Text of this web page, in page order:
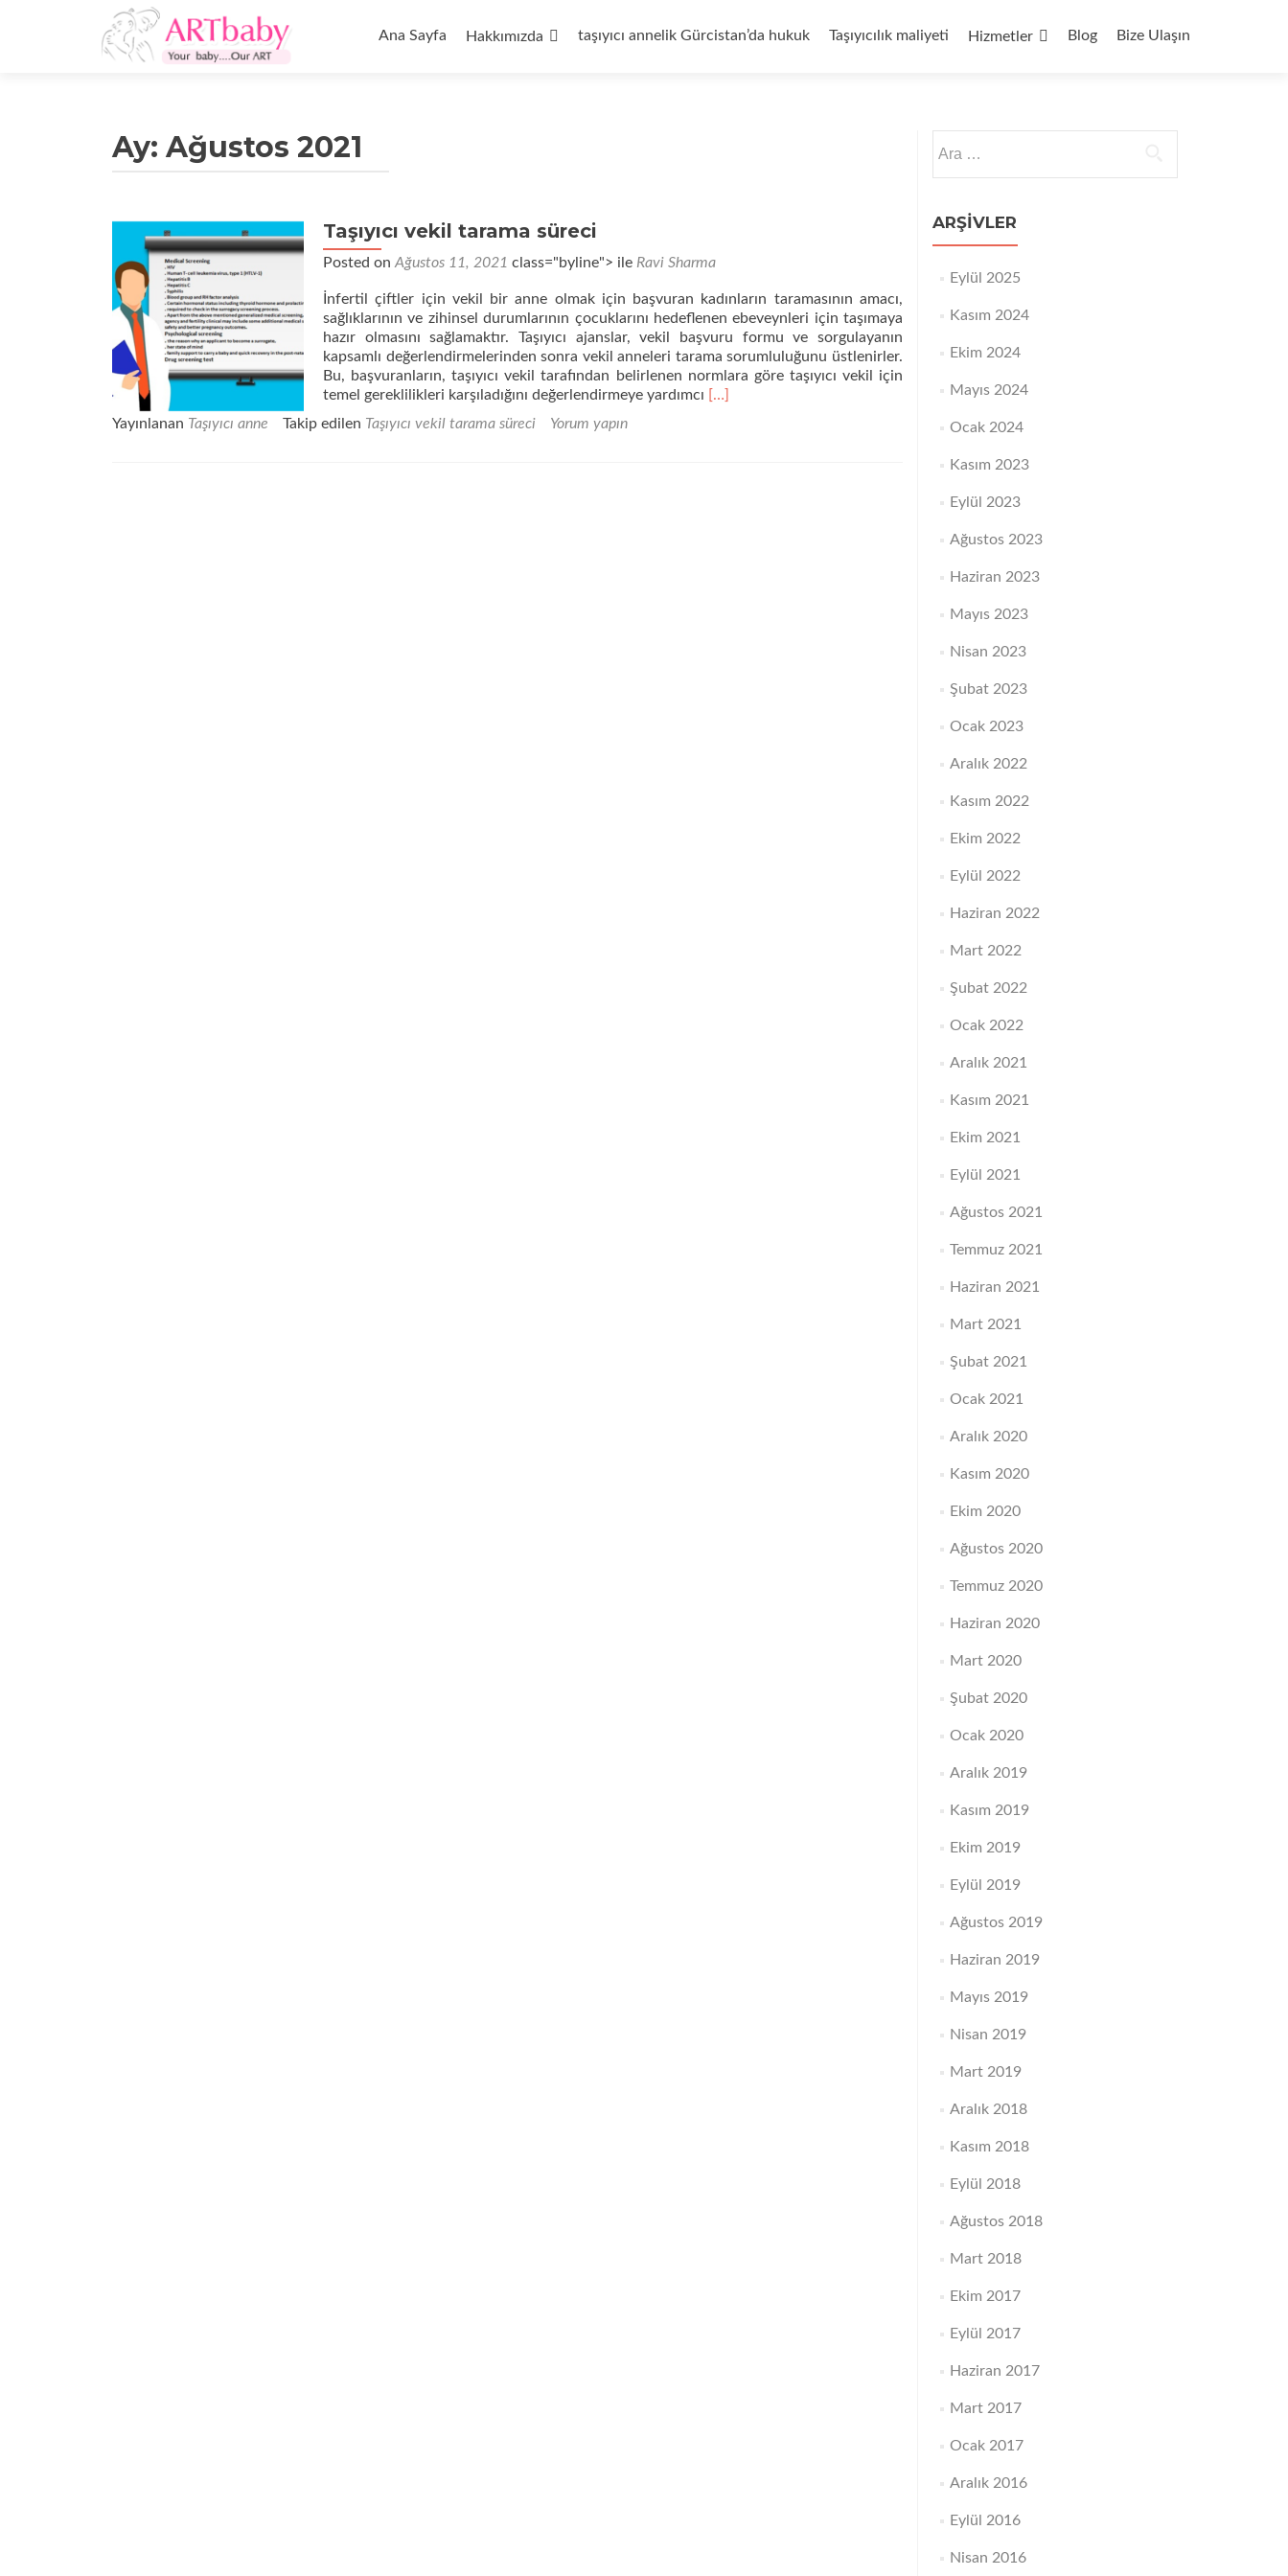
geç
Ana Sayfa Hakkımızda taşıyıcı annelik Gürcistan’da hukuk Taşıyıcılık maliyeti Hizmetler Blog Bize Ulaşın
Ay: Ağustos 2021
Taşıyıcı vekil tarama süreci
Posted on Ağustos 11, 2021 class="byline"> ile Ravi Sharma
İnfertil çiftler için vekil bir anne olmak için başvuran kadınların taramasının amacı,
sağlıklarının ve zihinsel durumlarının çocuklarını hedeflenen ebeveynleri için taşımaya
hazır olmasını sağlamaktır. Taşıyıcı ajanslar, vekil başvuru formu ve sorgulayanın
kapsamlı değerlendirmelerinden sonra vekil anneleri tarama sorumluluğunu üstlenirler.
Bu, başvuranların, taşıyıcı vekil tarafından belirlenen normlara göre taşıyıcı vekil için
temel gereklilikleri karşıladığını değerlendirmeye yardımcı Daha
[…]
Yayınlanan Taşıyıcı anne Takip edilen Taşıyıcı vekil tarama süreci Yorum yapın
ARŞIVLER
Eylül 2025
Kasım 2024
Ekim 2024
Mayıs 2024
Ocak 2024
Kasım 2023
Eylül 2023
Ağustos 2023
Haziran 2023
Mayıs 2023
Nisan 2023
Şubat 2023
Ocak 2023
Aralık 2022
Kasım 2022
Ekim 2022
Eylül 2022
Haziran 2022
Mart 2022
Şubat 2022
Ocak 2022
Aralık 2021
Kasım 2021
Ekim 2021
Eylül 2021
Ağustos 2021
Temmuz 2021
Haziran 2021
Mart 2021
Şubat 2021
Ocak 2021
Aralık 2020
Kasım 2020
Ekim 2020
Ağustos 2020
Temmuz 2020
Haziran 2020
Mart 2020
Şubat 2020
Ocak 2020
Aralık 2019
Kasım 2019
Ekim 2019
Eylül 2019
Ağustos 2019
Haziran 2019
Mayıs 2019
Nisan 2019
Mart 2019
Aralık 2018
Kasım 2018
Eylül 2018
Ağustos 2018
Mart 2018
Ekim 2017
Eylül 2017
Haziran 2017
Mart 2017
Ocak 2017
Aralık 2016
Eylül 2016
Nisan 2016